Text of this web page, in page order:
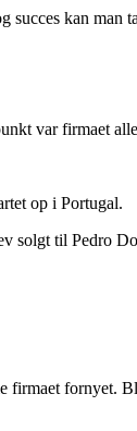
succes kan man
var firmaet
op i Portugal.
solgt til Pedro
fornyet.